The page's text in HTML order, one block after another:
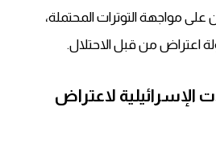
على مواجهة التوترات المحتملة،
اعتراض من قبل الاحتلال.
الإسرائيلية لاعتراض